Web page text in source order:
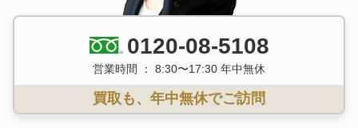
0120-08-5108
営業時間 ： 8:30〜17:30 年中無休
買取も、年中無休でご訪問